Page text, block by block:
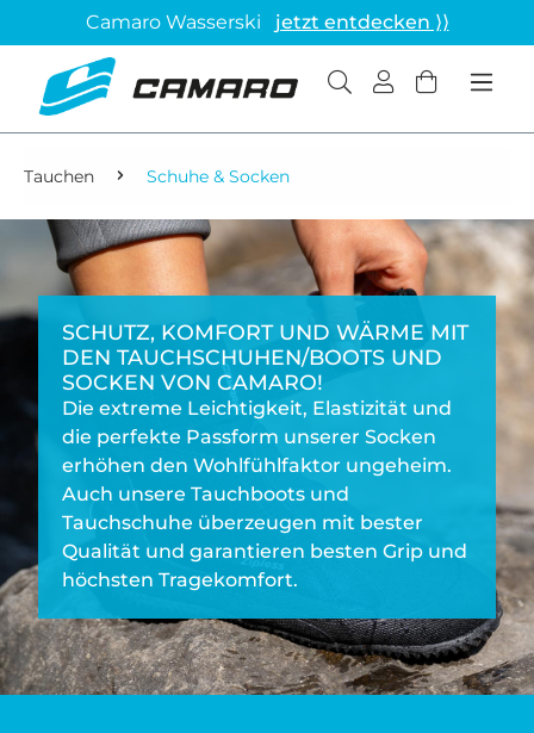
Camaro Wasserski jetzt entdecken ⟩⟩
Tauchen Schuhe & Socken
SCHUTZ, KOMFORT UND WÄRME MIT
DEN TAUCHSCHUHEN/BOOTS UND
SOCKEN VON CAMARO!
Die extreme Leichtigkeit, Elastizität und
die perfekte Passform unserer Socken
erhöhen den Wohlfühlfaktor ungeheim.
Auch unsere Tauchboots und
Tauchschuhe überzeugen mit bester
Qualität und garantieren besten Grip und
höchsten Tragekomfort.